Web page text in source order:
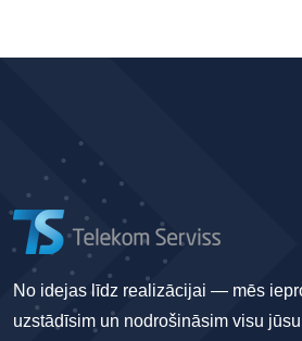
No idejas līdz realizācijai — mēs
uzstādīsim un nodrošināsim visu